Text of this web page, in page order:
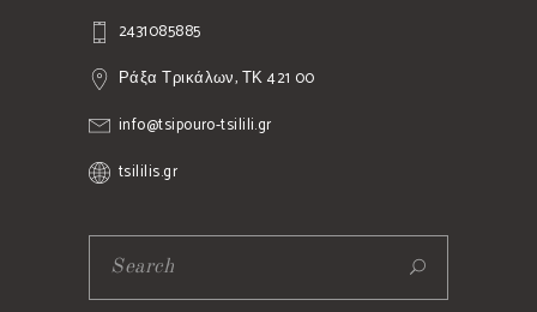
2431085885
Ράξα Τρικάλων, ΤΚ 421 00
info@tsipouro-tsilili.gr
tsililis.gr